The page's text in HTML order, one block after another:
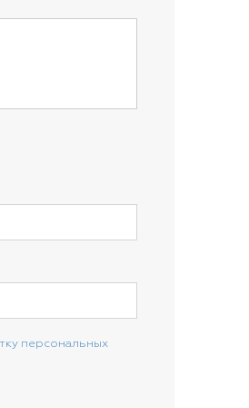
персональных